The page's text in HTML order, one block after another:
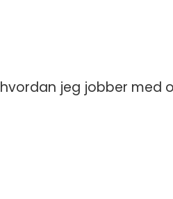
jeg jobber med